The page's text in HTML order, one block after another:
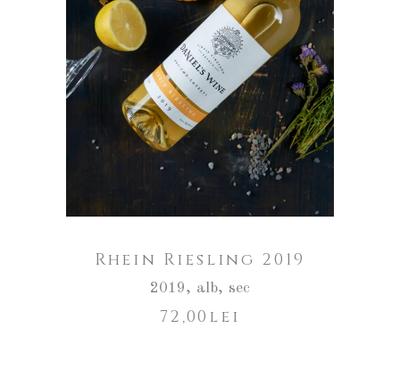
ADAUGĂ ÎN COȘ
Rhein Riesling 2019
2019, alb, sec
72,00 lei